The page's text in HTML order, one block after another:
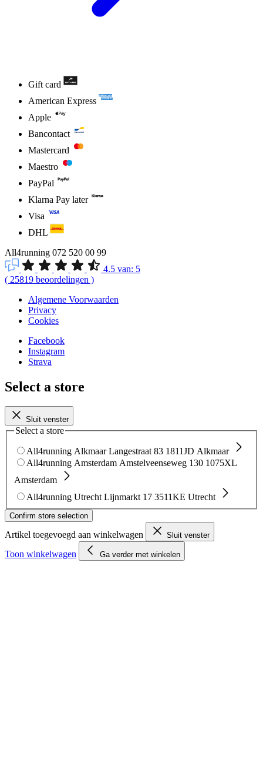
Gift card
American Express
Apple
Bancontact
Mastercard
Maestro
PayPal
Klarna Pay later
Visa
DHL
All4running 072 520 00 99
4.5 van: 5
( 25819 beoordelingen )
Algemene Voorwaarden
Privacy
Cookies
Facebook
Instagram
Strava
Select a store
Sluit venster
Select a store
All4running Alkmaar Langestraat 83 1811JD Alkmaar
All4running Amsterdam Amstelveenseweg 130 1075XL
Amsterdam
All4running Utrecht Lijnmarkt 17 3511KE Utrecht
Confirm store selection
Artikel toegevoegd aan winkelwagen Sluit venster
Toon winkelwagen Ga verder met winkelen